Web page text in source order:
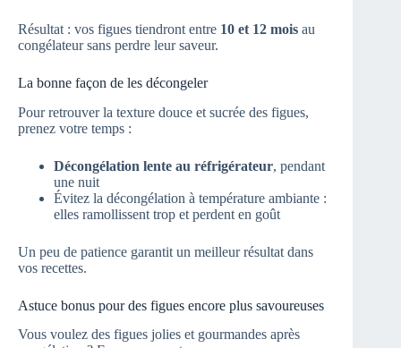
Résultat : vos figues tiendront entre 10 et 12 mois au
congélateur sans perdre leur saveur.
La bonne façon de les décongeler
Pour retrouver la texture douce et sucrée des figues,
prenez votre temps :
Décongélation lente au réfrigérateur, pendant
une nuit
Évitez la décongélation à température ambiante :
elles ramollissent trop et perdent en goût
Un peu de patience garantit un meilleur résultat dans
vos recettes.
Astuce bonus pour des figues encore plus savoureuses
Vous voulez des figues jolies et gourmandes après